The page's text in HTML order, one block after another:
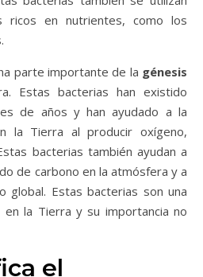
ricos en nutrientes, como los
parte importante de la génesis
Estas bacterias han existido
de años y han ayudado a la
la Tierra al producir oxígeno,
bacterias también ayudan a
de carbono en la atmósfera y a
global. Estas bacterias son una
la Tierra y su importancia no
el